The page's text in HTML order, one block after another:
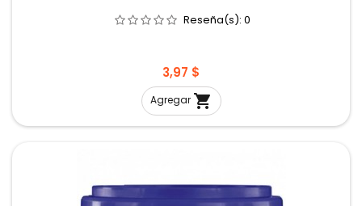
Reseña(s): 0
Precio
3,97 $
Agregar 